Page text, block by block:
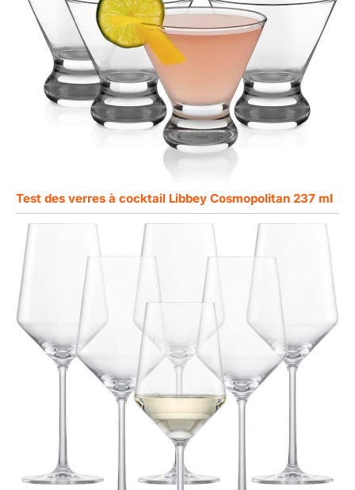
Test des verres à cocktail Libbey Cosmopolitan 237 ml